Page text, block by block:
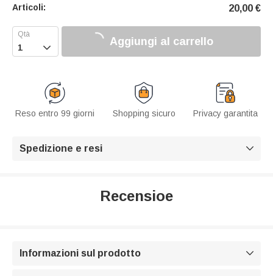
Articoli: 20,00 €
 Aggiungi al carrello
Reso entro 99 giorni Shopping sicuro Privacy garantita
Spedizione e resi 
Recensioe
Informazioni sul prodotto 